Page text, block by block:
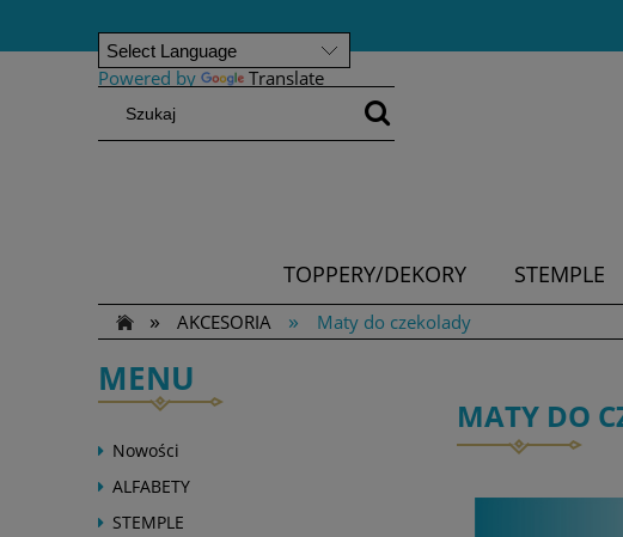
Powered by Translate
TOPPERY/DEKORY STEMPLE
»
AKCESORIA » Maty do czekolady
MENU
Nowości
ALFABETY
STEMPLE
MATY DO